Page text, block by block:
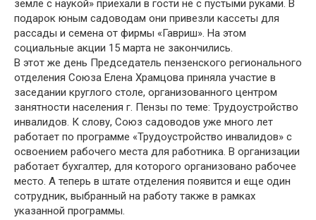
земле с наукой» приехали в гости не с пустыми руками. В
подарок юным садоводам они привезли кассеты для
рассады и семена от фирмы «Гавриш». На этом
социальные акции 15 марта не закончились.
В этот же день Председатель пензенского регионального
отделения Союза Елена Храмцова приняла участие в
заседании круглого столе, организованного центром
занятности населения г. Пензы по теме: Трудоустройство
инвалидов. К слову, Союз садоводов уже много лет
работает по программе «Трудоустройство инвалидов» с
освоением рабочего места для работника. В организации
работает бухгалтер, для которого организовано рабочее
место. А теперь в штате отделения появится и еще один
сотрудник, выбранный на работу также в рамках
указанной программы.